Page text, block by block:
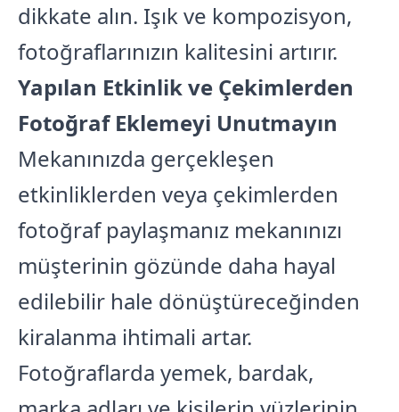
dikkate alın. Işık ve kompozisyon,
fotoğraflarınızın kalitesini artırır.
Yapılan Etkinlik ve Çekimlerden
Fotoğraf Eklemeyi Unutmayın
Mekanınızda gerçekleşen
etkinliklerden veya çekimlerden
fotoğraf paylaşmanız mekanınızı
müşterinin gözünde daha hayal
edilebilir hale dönüştüreceğinden
kiralanma ihtimali artar.
Fotoğraflarda yemek, bardak,